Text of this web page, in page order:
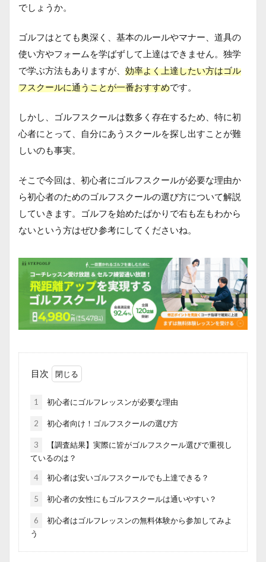
でしょうか。
ゴルフはとても奥深く、基本のルールやマナー、道具の
使い方やフォームを学ばずして上達はできません。独学
で学ぶ方法もありますが、 効率よく上達したい方はゴル
フスクールに通うことが一番おすすめです。
しかし、ゴルフスクールは数多く存在するため、特に初
心者にとって、自分にあうスクールを探し出すことが難
しいのも事実。
そこで今回は、初心者にゴルフスクールが必要な理由か
ら初心者のためのゴルフスクールの選び方について解説
していきます。ゴルフを始めたばかりで右も左もわから
ないという方はぜひ参考にしてくださいね。
目次
1 初心者にゴルフレッスンが必要な理由
2 初心者向け！ゴルフスクールの選び方
3
【調査結果】実際に皆がゴルフスクール選びで重視し
ているのは？
4 初心者は安いゴルフスクールでも上達できる？
5 初心者の女性にもゴルフスクールは通いやすい？
6
初心者はゴルフレッスンの無料体験から参加してみよ
う